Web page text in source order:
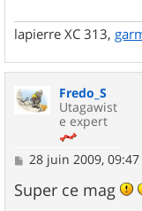
lapierre XC 313,
Fredo_S
Utagawist
e expert
M
s
s
28 juin 2009, 09:47
Super ce mag